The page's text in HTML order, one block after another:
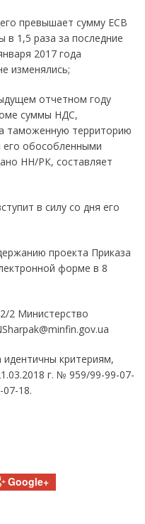
превышает сумму ЕСВ
1,5 раза за последние
2017 года
изменялись;
отчетном году
суммы НДС,
таможенную территорию
обособленными
НН/РК, составляет
в силу со дня его
проекта Приказа
форме в 8
2 Министерство
критериям,
г. № 959/99-99-07-
18.
Google+